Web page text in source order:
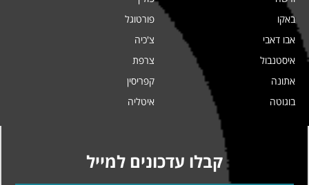
באקו
אבו דאבי
איסטנבול
אתונה
בוגוטה
פורטוגל
צ'כיה
צרפת
קפריסין
איטליה
קבלו עדכונים למייל